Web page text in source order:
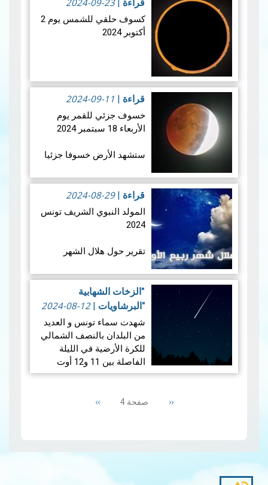
قراءة |
2024-09-23
كسوف حلقي للشمس يوم 2
أكتوبر 2024
حلقي الشمس يوم 2 أكتوبر
2024 يكون الكسوف جزئي
من بولينيزيا الفرنسية،
وككسوف شبه حلقي من
سان بيير وميكلون. يُعد هذا
الكسوف ال…
قراءة المزيد
قراءة 2024-09-11
خسوف جزئي للقمر يوم
الأربعاء 18 سبتمبر 2024
ستشهد الأرض خسوفا جزئيا
سبتمبر 2024 ، و يعتبر هذا
الخسوف الجزئي للقمر ،
الخسوف الثاني للقمر في
عام 2024. حيث…
قراءة |
2024-08-29
المولد النبوي الشريف تونس
2024
تقرير حول هلال الشهر
الهجرية 1446هـــــ
1.المعطيات الفلكية الخاصة
بهلال ربيع الأول لسنـة 1446
هجـري
"الزخات الشهابية
"البرشاويات
|
2024-08-12
شهدت سماء تونس و العديد
من البلدان بالنصف الشمالي
للكرة الأرضية في الليلة
الفاصلة بين 11 و12 أوت
2024 ظاهرة "البرشاويات"،
Previous
‹‹ صفحة 4 Next
››